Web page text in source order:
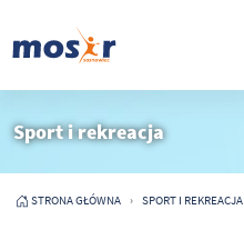
Sport i rekreacja
STRONA GŁÓWNA SPORT I REKREACJA